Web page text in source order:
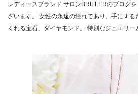
レディースブランド サロンBRILLERのブログ
ざいます。 女性の永遠の憧れであり、手にす
くれる宝石、ダイヤモンド。 特別なジュエリー